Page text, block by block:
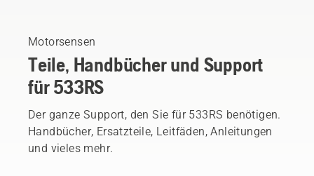
Motorsensen
Teile, Handbücher und Support
für 533RS
Der ganze Support, den Sie für 533RS benötigen.
Handbücher, Ersatzteile, Leitfäden, Anleitungen
und vieles mehr.